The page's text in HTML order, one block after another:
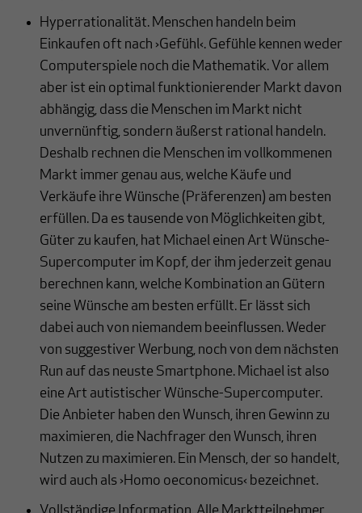
Hyperrationalität. Menschen handeln beim
Einkaufen oft nach ›Gefühl‹. Gefühle kennen weder
Computerspiele noch die Mathematik. Vor allem
aber ist ein optimal funktionierender Markt davon
abhängig, dass die Menschen im Markt nicht
unvernünftig, sondern äußerst rational handeln.
Deshalb rechnen die Menschen im vollkommenen
Markt immer genau aus, welche Käufe und
Verkäufe ihre Wünsche (Präferenzen) am besten
erfüllen. Da es tausende von Möglichkeiten gibt,
Güter zu kaufen, hat Michael einen Art Wünsche-
Supercomputer im Kopf, der ihm jederzeit genau
berechnen kann, welche Kombination an Gütern
seine Wünsche am besten erfüllt. Er lässt sich
dabei auch von niemandem beeinflussen. Weder
von suggestiver Werbung, noch von dem nächsten
Run auf das neuste Smartphone. Michael ist also
eine Art autistischer Wünsche-Supercomputer.
Die Anbieter haben den Wunsch, ihren Gewinn zu
maximieren, die Nachfrager den Wunsch, ihren
Nutzen zu maximieren. Ein Mensch, der so handelt,
wird auch als ›Homo oeconomicus‹ bezeichnet.